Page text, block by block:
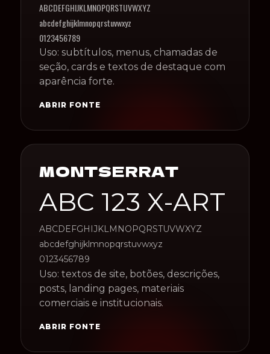
ABCDEFGHIJKLMNOPQRSTUVWXYZ
abcdefghijklmnopqrstuvwxyz
0123456789
Uso: subtítulos, menus, chamadas de
seção, cards e textos de destaque com
aparência forte.
ABRIR FONTE
MONTSERRAT
ABC 123 X-ART
ABCDEFGHIJKLMNOPQRSTUVWXYZ
abcdefghijklmnopqrstuvwxyz
0123456789
Uso: textos de site, botões, descrições,
posts, landing pages, materiais
comerciais e institucionais.
ABRIR FONTE